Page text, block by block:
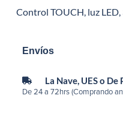
Control TOUCH, luz
Envíos
La Nave, UES o De
De 24 a 72hrs (Comprando